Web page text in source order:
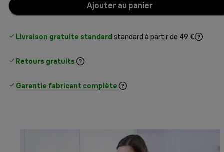
Ajouter au panier
Livraison gratuite standard standard à partir de 49 €
Retours gratuits
Garantie fabricant complète